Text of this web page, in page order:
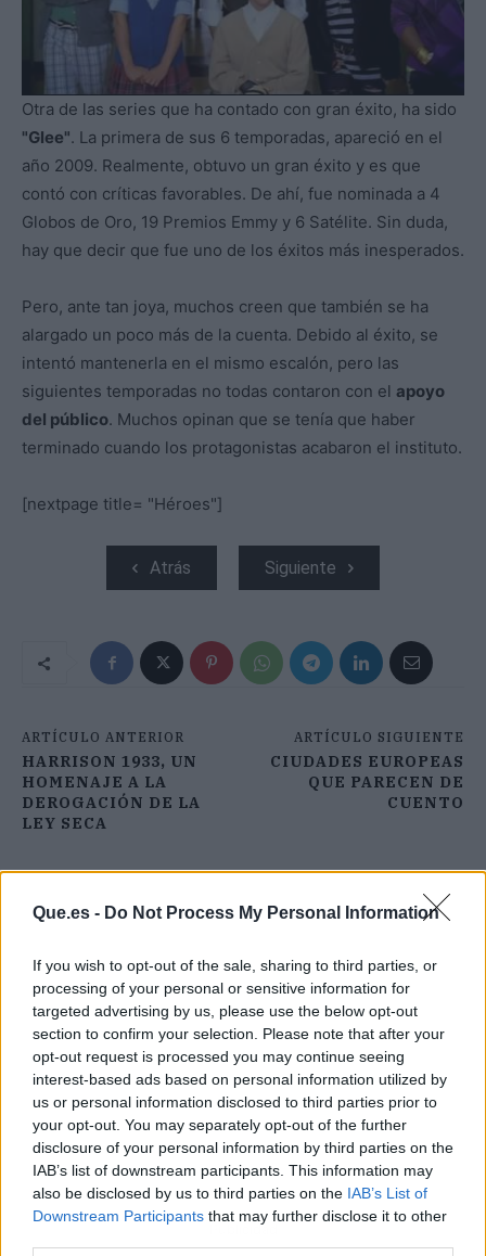
Que.es - Do Not Process My Personal Information
If you wish to opt-out of the sale, sharing to third parties, or
processing of your personal or sensitive information for
targeted advertising by us, please use the below opt-out
section to confirm your selection. Please note that after your
opt-out request is processed you may continue seeing
interest-based ads based on personal information utilized by
us or personal information disclosed to third parties prior to
your opt-out. You may separately opt-out of the further
disclosure of your personal information by third parties on the
IAB’s list of downstream participants. This information may
also be disclosed by us to third parties on the IAB’s List of
Downstream Participants that may further disclose it to other
Otra de las series que ha contado con gran éxito, ha sido
"Glee". La primera de sus 6 temporadas, apareció en el
año 2009. Realmente, obtuvo un gran éxito y es que
contó con críticas favorables. De ahí, fue nominada a 4
Globos de Oro, 19 Premios Emmy y 6 Satélite. Sin duda,
hay que decir que fue uno de los éxitos más inesperados.
Pero, ante tan joya, muchos creen que también se ha
alargado un poco más de la cuenta. Debido al éxito, se
intentó mantenerla en el mismo escalón, pero las
siguientes temporadas no todas contaron con el apoyo
del público. Muchos opinan que se tenía que haber
terminado cuando los protagonistas acabaron el instituto.
[nextpage title= "Héroes"]
Atrás Siguiente
ARTÍCULO ANTERIOR
HARRISON 1933, UN
HOMENAJE A LA
DEROGACIÓN DE LA
LEY SECA
ARTÍCULO SIGUIENTE
CIUDADES EUROPEAS
QUE PARECEN DE
CUENTO
Publicidad